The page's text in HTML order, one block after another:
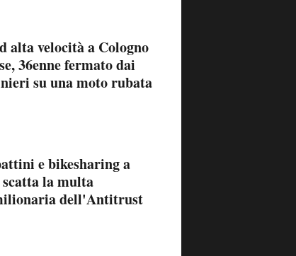
alta velocità a Cologno
36enne fermato dai
su una moto rubata
e bikesharing a
la multa
dell'Antitrust